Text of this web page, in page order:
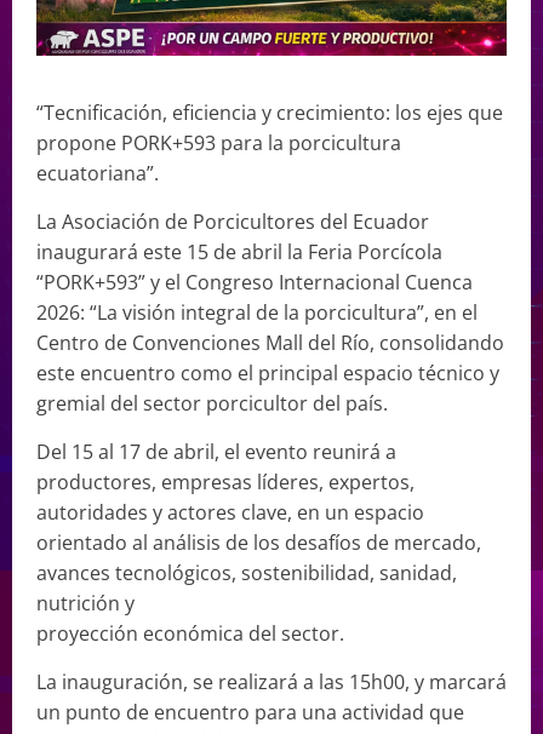
“Tecnificación, eficiencia y crecimiento: los ejes que
propone PORK+593 para la porcicultura
ecuatoriana”.
La Asociación de Porcicultores del Ecuador
inaugurará este 15 de abril la Feria Porcícola
“PORK+593” y el Congreso Internacional Cuenca
2026: “La visión integral de la porcicultura”, en el
Centro de Convenciones Mall del Río, consolidando
este encuentro como el principal espacio técnico y
gremial del sector porcicultor del país.
Del 15 al 17 de abril, el evento reunirá a
productores, empresas líderes, expertos,
autoridades y actores clave, en un espacio
orientado al análisis de los desafíos de mercado,
avances tecnológicos, sostenibilidad, sanidad,
nutrición y
proyección económica del sector.
La inauguración, se realizará a las 15h00, y marcará
un punto de encuentro para una actividad que